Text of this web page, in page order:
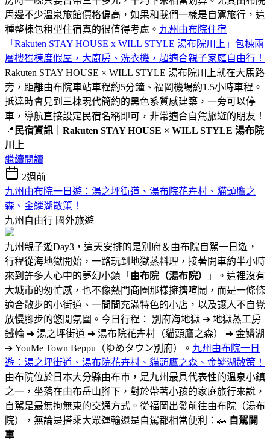
周邊不少溫泉旅館價格偏高，如果和我們一樣是自駕旅行，這
種整棟包租型住宿真的很值得考慮。 九州由布院住宿
「Rakuten STAY HOUSE x WILL STYLE 湯布院川上」包棟兩
層樓獨棟度假屋，大廚房、洗衣機，超適合親子家庭自由行！
Rakuten STAY HOUSE × WILL STYLE 湯布院川上就在大馬路
旁，距離由布院車站車程約5分鐘、福岡機場約1.5小時車程。
抵達時會見到三棟現代簡約的黑色系質感建築，一旁可以停
車，導航直接設定民宿名稱即可，非常適合自駕旅遊的朋友！
📍 民宿資訊｜Rakuten STAY HOUSE × WILL STYLE 湯布院
川上
繼續閱讀
2週前
九州由布院一日遊：湯之坪街道、湯布院花卉村、貓頭鷹之
森、金鱗湖散策！
九州自由行 國外旅遊
九州親子遊Day3，這天安排的是別府＆由布院自駕一日遊，
行程從海地獄開始，一路玩到地獄蒸料理，接著開車約半小時
來到許多人心中的夢幻小鎮「 由布院（湯布院）
」。這裡沒有
大城市的匆忙感，也不像熱門商圈那樣擁擠喧鬧，而是一條條
適合散步的小街道、一間間充滿特色的小店，以及讓人不自覺
放慢腳步的悠閒氛圍。今日行程： 別府海地獄 ➔ 地獄蒸工房
鐵輪 ➔ 湯之坪街道 ➔ 湯布院花卉村（貓頭鷹之森） ➔ 金鱗湖
➔ YouMe Town Beppu（ゆめタウン別府）。 九州由布院一日
遊：湯之坪街道、湯布院花卉村、貓頭鷹之森、金鱗湖散策！
由布院位於日本大分縣由布市，是九州最具代表性的溫泉小鎮
之一，坐落在由布岳山腳下，對於帶著小孩的家庭旅行來說，
自駕是最無拘無束的交通方式。從福岡出發前往由布院（湯布
院），無論是搭乘大眾運輸還是自駕都相當便利：🚗 自駕開
車